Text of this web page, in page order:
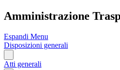
Amministrazione
Espandi Menu
Disposizioni generali
Atti generali